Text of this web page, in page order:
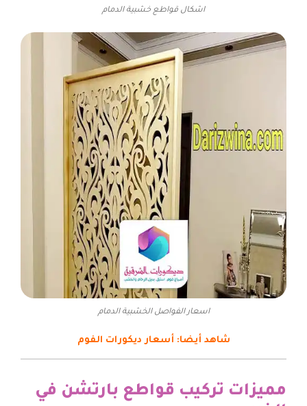
اشكال قواطع خشبية الدمام
اسعار الفواصل الخشبية الدمام
شاهد أيضا: أسعار ديكورات الفوم
مميزات تركيب قواطع بارتشن في